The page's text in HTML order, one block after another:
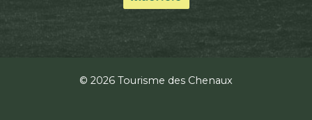
© 2026 Tourisme des Chenaux